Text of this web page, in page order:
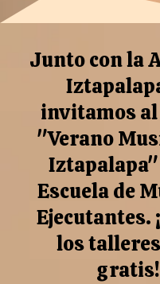
Junto con la
invitamos
"Verano
Escuela de
Ejecutantes.
los
gratis!